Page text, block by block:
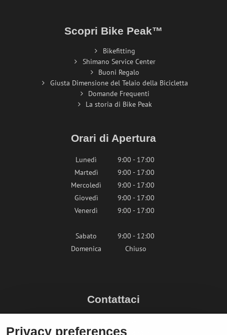
Scopri Bike Peak™
Bikefitting
Shimano Service Center
Buoni Regalo
Giusta Dimensione del Telaio della Bicicletta
Domande Frequenti
La storia di Bike Peak
Orari di Apertura
Lunedì
9:00 - 17:00
Martedì
9:00 - 17:00
Mercoledì
9:00 - 17:00
Giovedì
9:00 - 17:00
Venerdì
9:00 - 17:00
Sabato
9:00 - 12:00
Domenica
Chiuso
Contattaci
Privacy preferences